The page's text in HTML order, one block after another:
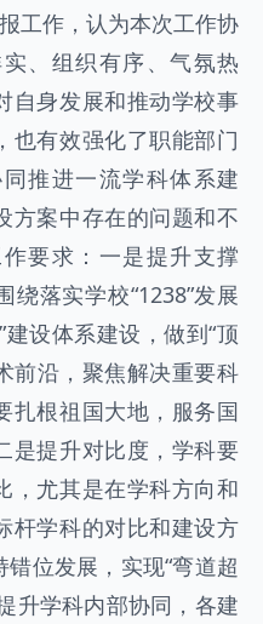
工作，认为本次工作协
、组织有序、气氛热
自身发展和推动学校事
也有效强化了职能部门
推进一流学科体系建
方案中存在的问题和不
要求：一是提升支撑
绕落实学校“1238”发展
设体系建设，做到“顶
前沿，聚焦解决重要科
扎根祖国大地，服务国
是提升对比度，学科要
，尤其是在学科方向和
杆学科的对比和建设方
位发展，实现“弯道超
升学科内部协同，各建